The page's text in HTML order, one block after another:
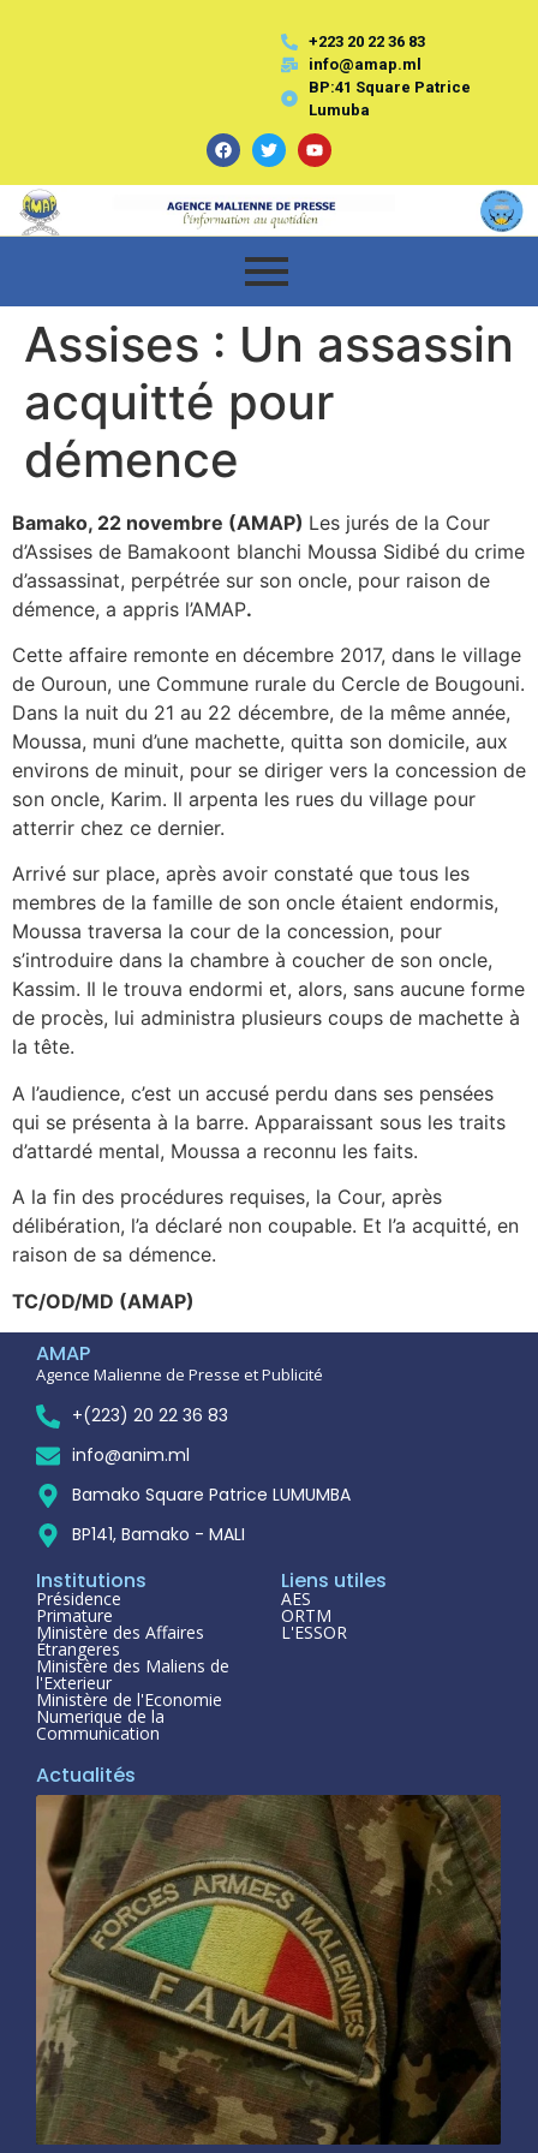
+223 20 22 36 83
info@amap.ml
BP:41 Square Patrice
Lumuba
Assises : Un assassin
acquitté pour
démence
Bamako, 22 novembre (AMAP) Les jurés de la Cour
d’Assises de Bamakoont blanchi Moussa Sidibé du crime
d’assassinat, perpétrée sur son oncle, pour raison de
démence, a appris l’AMAP.
Cette affaire remonte en décembre 2017, dans le village
de Ouroun, une Commune rurale du Cercle de Bougouni.
Dans la nuit du 21 au 22 décembre, de la même année,
Moussa, muni d’une machette, quitta son domicile, aux
environs de minuit, pour se diriger vers la concession de
son oncle, Karim. Il arpenta les rues du village pour
atterrir chez ce dernier.
Arrivé sur place, après avoir constaté que tous les
membres de la famille de son oncle étaient endormis,
Moussa traversa la cour de la concession, pour
s’introduire dans la chambre à coucher de son oncle,
Kassim. Il le trouva endormi et, alors, sans aucune forme
de procès, lui administra plusieurs coups de machette à
la tête.
A l’audience, c’est un accusé perdu dans ses pensées
qui se présenta à la barre. Apparaissant sous les traits
d’attardé mental, Moussa a reconnu les faits.
A la fin des procédures requises, la Cour, après
délibération, l’a déclaré non coupable. Et l’a acquitté, en
raison de sa démence.
TC/OD/MD (AMAP)
AMAP
Agence Malienne de Presse et Publicité
+(223) 20 22 36 83
info@anim.ml
Bamako Square Patrice LUMUMBA
BP141, Bamako - MALI
Institutions
Présidence
Primature
Ministère des Affaires
Étrangeres
Ministère des Maliens de
l'Exterieur
Ministère de l'Economie
Numerique de la
Communication
Liens utiles
AES
ORTM
L'ESSOR
Actualités